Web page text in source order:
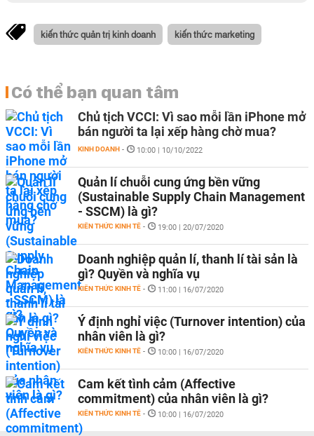
kiến thức quản trị kinh doanh kiến thức marketing
Có thể bạn quan tâm
Chủ tịch VCCI: Vì sao mỗi lần iPhone mở
bán người ta lại xếp hàng chờ mua?
KINH DOANH - 10:00 | 10/10/2022
Quản lí chuỗi cung ứng bền vững
(Sustainable Supply Chain Management
- SSCM) là gì?
KIẾN THỨC KINH TẾ - 19:00 | 20/07/2020
Doanh nghiệp quản lí, thanh lí tài sản là
gì? Quyền và nghĩa vụ
KIẾN THỨC KINH TẾ - 11:00 | 16/07/2020
Ý định nghỉ việc (Turnover intention) của
nhân viên là gì?
KIẾN THỨC KINH TẾ - 10:00 | 16/07/2020
Cam kết tình cảm (Affective
commitment) của nhân viên là gì?
KIẾN THỨC KINH TẾ - 10:00 | 16/07/2020